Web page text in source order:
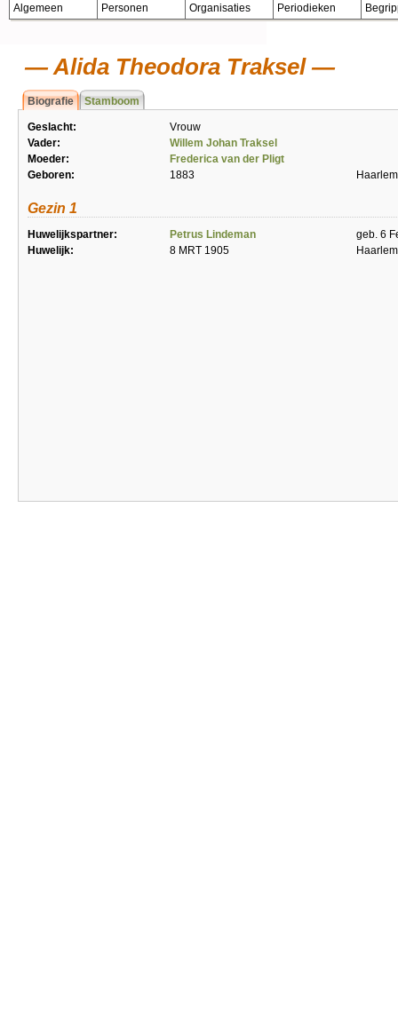
Algemeen Personen Organisaties Periodieken
Alida Theodora Traksel
Biografie Stamboom
Geslacht:
Vrouw
Vader:
Willem Johan Traksel
Moeder:
Frederica van der Pligt
Geboren:
1883 Haarlem
Gezin 1
Huwelijkspartner: Petrus Lindeman
geb. 6
Huwelijk:
8 MRT 1905 Haarlem